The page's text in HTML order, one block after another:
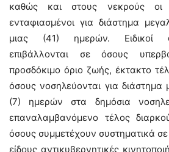
καθώς και στους νεκρούς οι
ενταφιασμένοι για διάστημα
μιας (41) ημερών. Ειδικοί
επιβάλλονται σε όσους
προσδόκιμο όριο ζωής, έκτακτο
όσους νοσηλεύονται για
(7) ημερών στα δημόσια
επαναλαμβανόμενο τέλος
όσους συμμετέχουν συστηματικά σε
είδους αντικυβερνητικές